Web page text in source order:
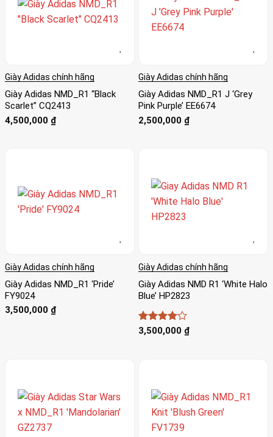
Giày Adidas chính hãng
Giày Adidas NMD_R1 “Black
Scarlet” CQ2413
4,500,000 ₫
Giày Adidas chính hãng
Giày Adidas NMD_R1 J ‘Grey
Pink Purple’ EE6674
2,500,000 ₫
Giày Adidas chính hãng
Giày Adidas NMD_R1 ‘Pride’
FY9024
3,500,000 ₫
Giày Adidas chính hãng
Giày Adidas NMD R1 ‘White Halo
Blue’ HP2823
Được
3,500,000 ₫